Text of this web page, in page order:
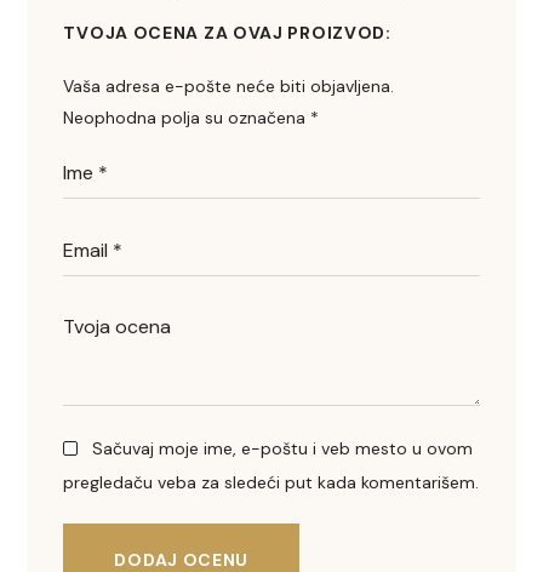
Vaša adresa e-pošte neće biti objavljena.
Neophodna polja su označena *
Sačuvaj moje ime, e-poštu i veb mesto u ovom
pregledaču veba za sledeći put kada komentarišem.
TVOJA OCENA ZA OVAJ PROIZVOD
DODAJ OCENU